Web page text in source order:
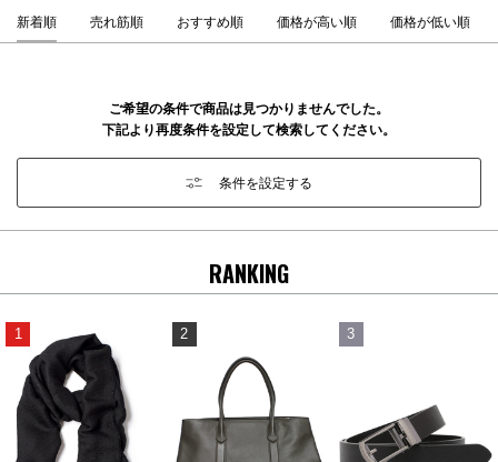
新着順 売れ筋順 おすすめ順 価格が高い順 価格が低い順
ご希望の条件で商品は見つかりませんでした。
下記より再度条件を設定して検索してください。
条件を設定する
RANKING
1 2 3